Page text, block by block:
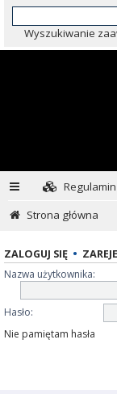
Wyszukiwanie
Regulamin
Strona główna
ZALOGUJ SIĘ •
Nazwa użytkownika:
Hasło:
Nie pamiętam hasła